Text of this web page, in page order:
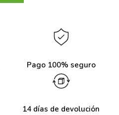
Pago 100% seguro
14 días de devolución